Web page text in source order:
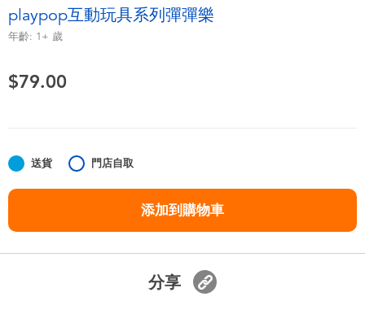
毛毛公仔玩具
夏日用品
任天堂 Switch
playpop互動玩具系列彈彈樂
年齡: 1+ 歲
$79.00
送貨 門店自取
添加到購物車
分享